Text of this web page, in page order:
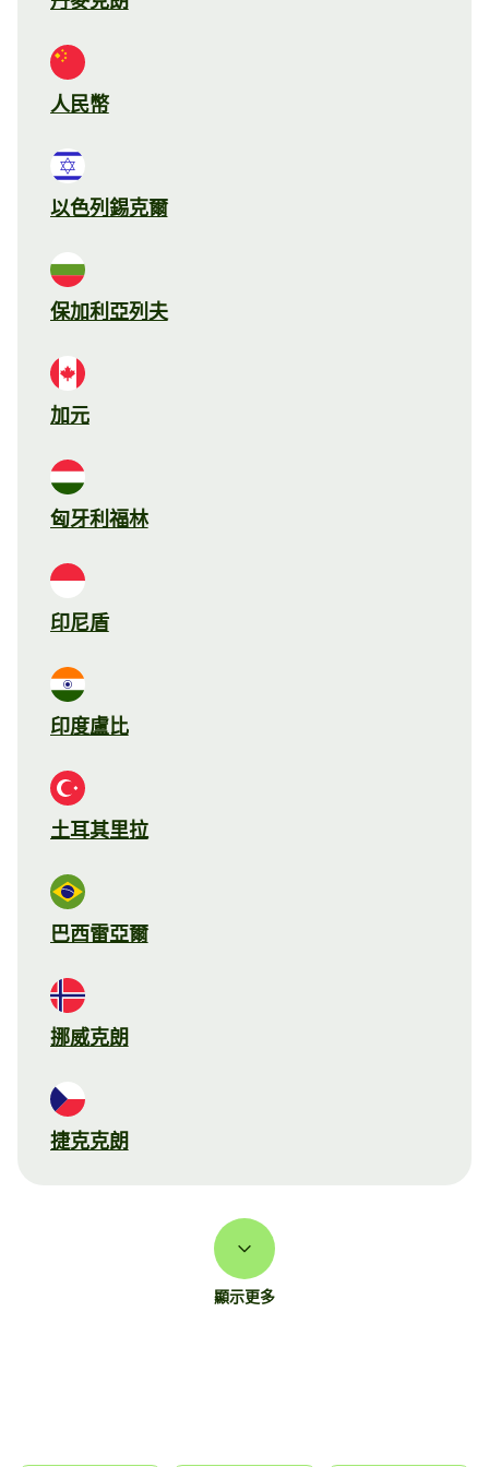
人民幣
以色列錫克爾
保加利亞列夫
加元
匈牙利福林
印尼盾
印度盧比
土耳其里拉
巴西雷亞爾
挪威克朗
捷克克朗
顯示更多